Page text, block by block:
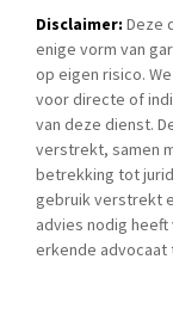
Disclaimer: Deze
enige vorm van
op eigen risico.
voor directe of
van deze dienst.
verstrekt, samen
betrekking tot
gebruik verstrekt
advies nodig
erkende advocaat